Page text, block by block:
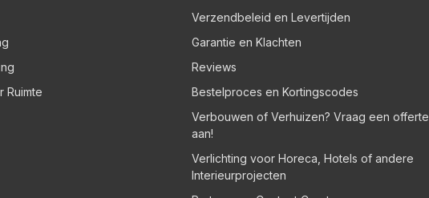
Ruimte
Verzendbeleid en Levertijden
Garantie en Klachten
Reviews
Bestelproces en Kortingscodes
Verbouwen of Verhuizen? Vraag een offerte
aan!
Verlichting voor Horeca, Hotels of andere
Interieurprojecten